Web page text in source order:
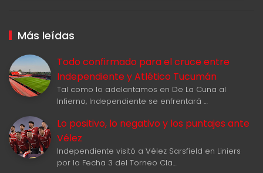
Más leídas
Todo confirmado para el cruce entre
Independiente y Atlético Tucumán
Tal como lo adelantamos en De La Cuna al
Infierno, Independiente se enfrentará …
Lo positivo, lo negativo y los puntajes ante
Vélez
Independiente visitó a Vélez Sarsfield en Liniers
por la Fecha 3 del Torneo Cla…